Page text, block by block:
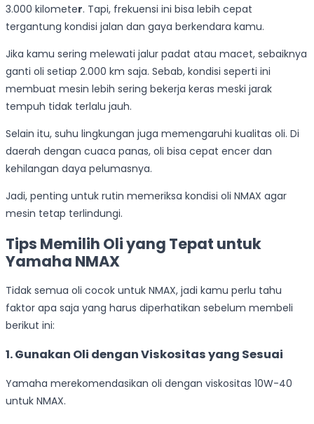
3.000 kilometer. Tapi, frekuensi ini bisa lebih cepat
tergantung kondisi jalan dan gaya berkendara kamu.
Jika kamu sering melewati jalur padat atau macet, sebaiknya
ganti oli setiap 2.000 km saja. Sebab, kondisi seperti ini
membuat mesin lebih sering bekerja keras meski jarak
tempuh tidak terlalu jauh.
Selain itu, suhu lingkungan juga memengaruhi kualitas oli. Di
daerah dengan cuaca panas, oli bisa cepat encer dan
kehilangan daya pelumasnya.
Jadi, penting untuk rutin memeriksa kondisi oli NMAX agar
mesin tetap terlindungi.
Tips Memilih Oli yang Tepat untuk
Yamaha NMAX
Tidak semua oli cocok untuk NMAX, jadi kamu perlu tahu
faktor apa saja yang harus diperhatikan sebelum membeli
berikut ini:
1. Gunakan Oli dengan Viskositas yang Sesuai
Yamaha merekomendasikan oli dengan viskositas 10W-40
untuk NMAX.